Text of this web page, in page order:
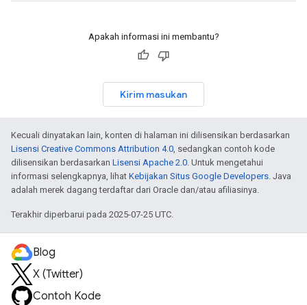
Apakah informasi ini membantu?
Kirim masukan
Kecuali dinyatakan lain, konten di halaman ini dilisensikan berdasarkan
Lisensi Creative Commons Attribution 4.0, sedangkan contoh kode
dilisensikan berdasarkan Lisensi Apache 2.0. Untuk mengetahui
informasi selengkapnya, lihat Kebijakan Situs Google Developers. Java
adalah merek dagang terdaftar dari Oracle dan/atau afiliasinya.
Terakhir diperbarui pada 2025-07-25 UTC.
Blog
X (Twitter)
Contoh Kode